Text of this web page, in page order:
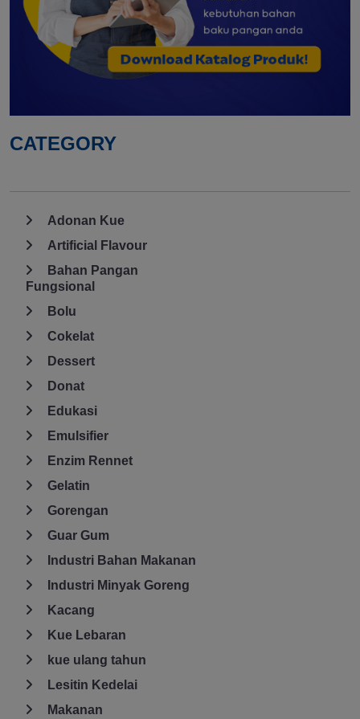
CATEGORY
Adonan Kue
Artificial Flavour
Bahan Pangan
Fungsional
Bolu
Cokelat
Dessert
Donat
Edukasi
Emulsifier
Enzim Rennet
Gelatin
Gorengan
Guar Gum
Industri Bahan Makanan
Industri Minyak Goreng
Kacang
Kue Lebaran
kue ulang tahun
Lesitin Kedelai
Makanan